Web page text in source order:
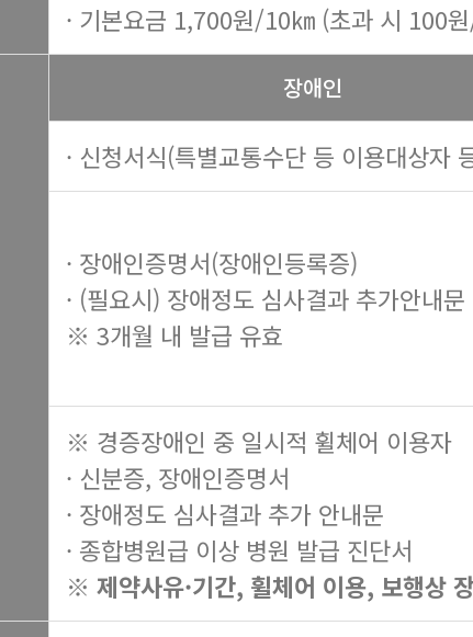
· 기본요금 1,700원/10㎞ (초과 시 100
장애인
· 신청서식(특별교통수단 등 이용대상자
· 장애인증명서(장애인등록증)
· (필요시) 장애정도 심사결과 추가안내문
※ 3개월 내 발급 유효
※ 경증장애인 중 일시적 휠체어 이용자
· 신분증, 장애인증명서
· 장애정도 심사결과 추가 안내문
· 종합병원급 이상 병원 발급 진단서
※ 제약사유·기간, 휠체어 이용, 보행상